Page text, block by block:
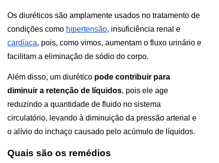
Os diuréticos são amplamente usados no tratamento de
condições como hipertensão
cardíaca, pois, como vimos, aumentam o fluxo urinário e
facilitam a eliminação de sódio do corpo.
Além disso, um diurético pode contribuir para
diminuir a retenção de líquidos, pois ele age
reduzindo a quantidade de fluido no sistema
circulatório, levando à diminuição da pressão arterial e
o alívio do inchaço causado pelo acúmulo de líquidos.
Quais são os remédios